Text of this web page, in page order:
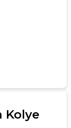
Kolye